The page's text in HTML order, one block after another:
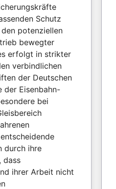
Schutz
potenziellen
bewegter
erfolgt in strikter
verbindlichen
der Deutschen
der Eisenbahn-
bei
durch ihre
dass
ihrer Arbeit nicht